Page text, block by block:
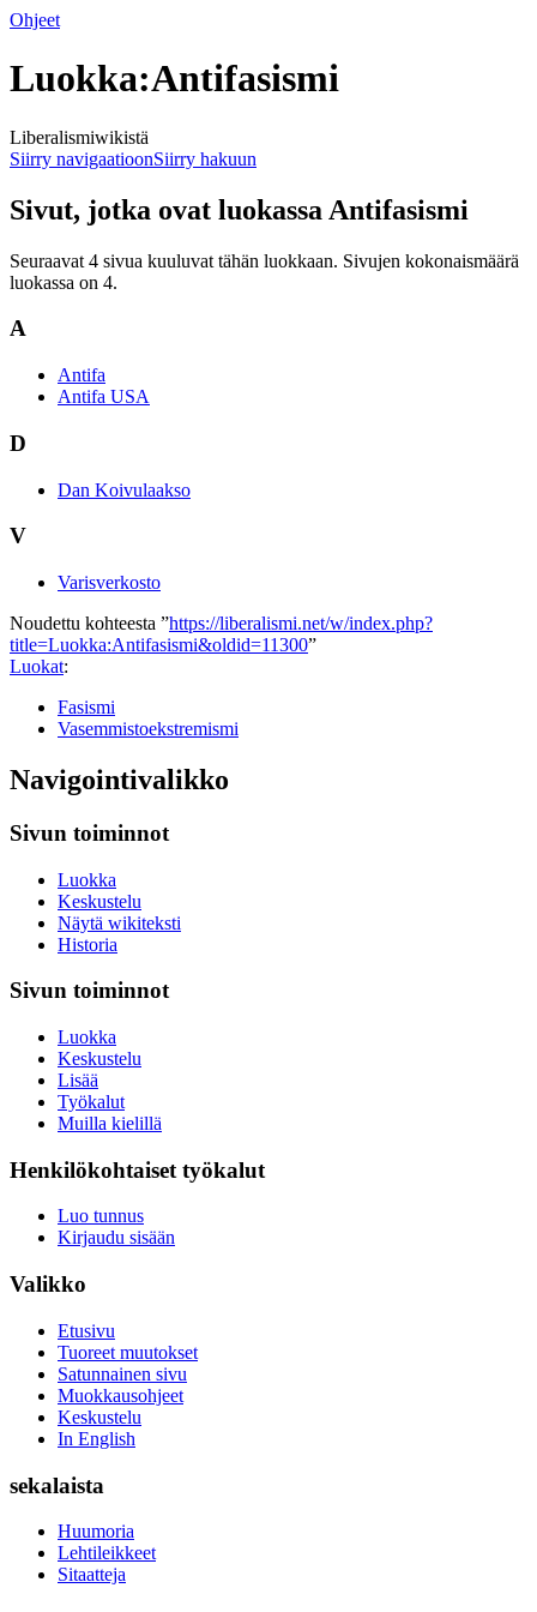
Ohjeet
Luokka:Antifasismi
Liberalismiwikistä
Siirry navigaatioonSiirry hakuun
Sivut, jotka ovat luokassa Antifasismi
Seuraavat 4 sivua kuuluvat tähän luokkaan. Sivujen kokonaismäärä
luokassa on 4.
A
Antifa
Antifa USA
D
Dan Koivulaakso
V
Varisverkosto
Noudettu kohteesta ”https://liberalismi.net/w/index.php?
title=Luokka:Antifasismi&oldid=11300”
Luokat:
Fasismi
Vasemmistoekstremismi
Navigointivalikko
Sivun toiminnot
Luokka
Keskustelu
Näytä wikiteksti
Historia
Sivun toiminnot
Luokka
Keskustelu
Lisää
Työkalut
Muilla kielillä
Henkilökohtaiset työkalut
Luo tunnus
Kirjaudu sisään
Valikko
Etusivu
Tuoreet muutokset
Satunnainen sivu
Muokkausohjeet
Keskustelu
In English
sekalaista
Huumoria
Lehtileikkeet
Sitaatteja